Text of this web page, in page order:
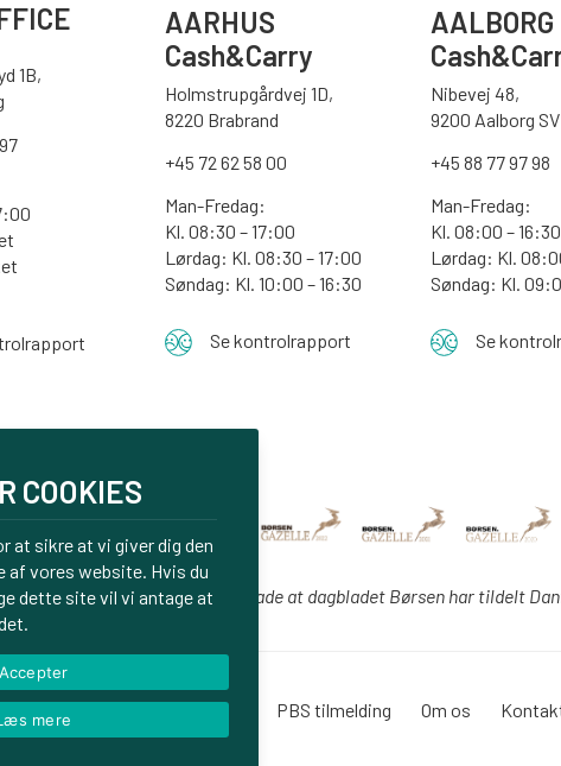
1B,
AARHUS
Cash&Carry
Holmstrupgårdvej 1D,
8220 Brabrand
+45 72 62 58 00
Man-Fredag:
Kl. 08:30 – 17:00
Lørdag: Kl. 08:30 – 17:00
Søndag: Kl. 10:00 – 16:30
Se kontrolrapport
AALBORG
Nibevej 48,
9200 Aalborg SV
+45 88 77 97 98
Man-Fredag:
Kl. 08:00 – 16:30
Lørdag: Kl.
Søndag: Kl.
Se
Vi er glade at dagbladet Børsen har tildelt
Login PBS tilmelding Om os
COOKIES
at sikre at vi giver dig den
af vores website. Hvis du
dette site vil vi antage at
Accepter
mere